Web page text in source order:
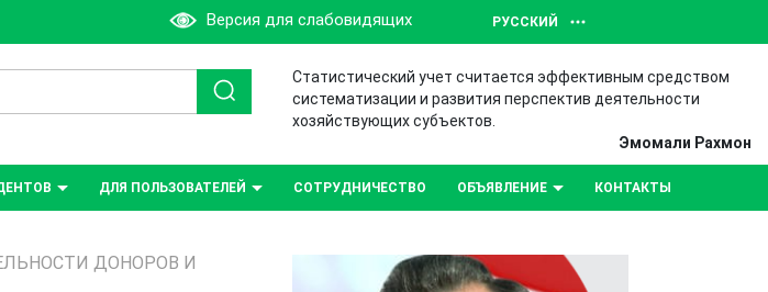
Версия для слабовидящих РУССКИЙ
Статистический учет считается эффективным средством
систематизации и развития перспектив деятельности
хозяйствующих субъектов.
Эмомали Рахмон
ДЛЯ ПОЛЬЗОВАТЕЛЕЙ СОТРУДНИЧЕСТВО ОБЪЯВЛЕНИЕ КОНТАКТЫ
ДОНОРОВ И